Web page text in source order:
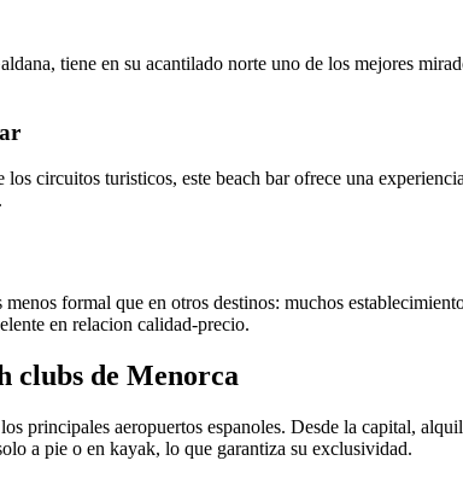
tiene en su acantilado norte uno de los mejores
circuitos turisticos, este beach bar ofrece una
menos formal que en otros destinos: muchos
en relacion calidad-precio.
clubs de Menorca
principales aeropuertos espanoles. Desde la capital,
a pie o en kayak, lo que garantiza su exclusividad.